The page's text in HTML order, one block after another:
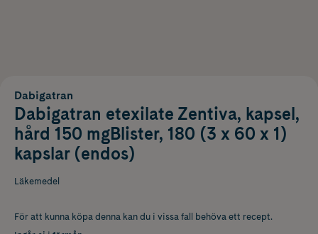
Dabigatran
Dabigatran etexilate Zentiva, kapsel,
hård 150 mgBlister, 180 (3 x 60 x 1)
kapslar (endos)
Läkemedel
För att kunna köpa denna kan du i vissa fall behöva ett recept.